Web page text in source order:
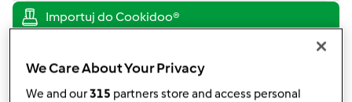
przezvaltorre
opublikowany: 05/02/18
zmieniono dnia: 05/02/18
We Care About Your Privacy
We and our315 partners store and access personal